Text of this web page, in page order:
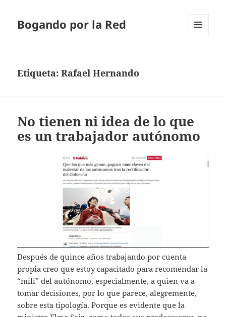
Bogando por la Red
Etiqueta:Rafael Hernando
No tienen ni idea de lo que
es un trabajador autónomo
Después de quince años trabajando por cuenta
propia creo que estoy capacitado para recomendar la
“mili” del autónomo, especialmente, a quien va a
tomar decisiones, por lo que parece, alegremente,
sobre esta tipología. Porque es evidente que la